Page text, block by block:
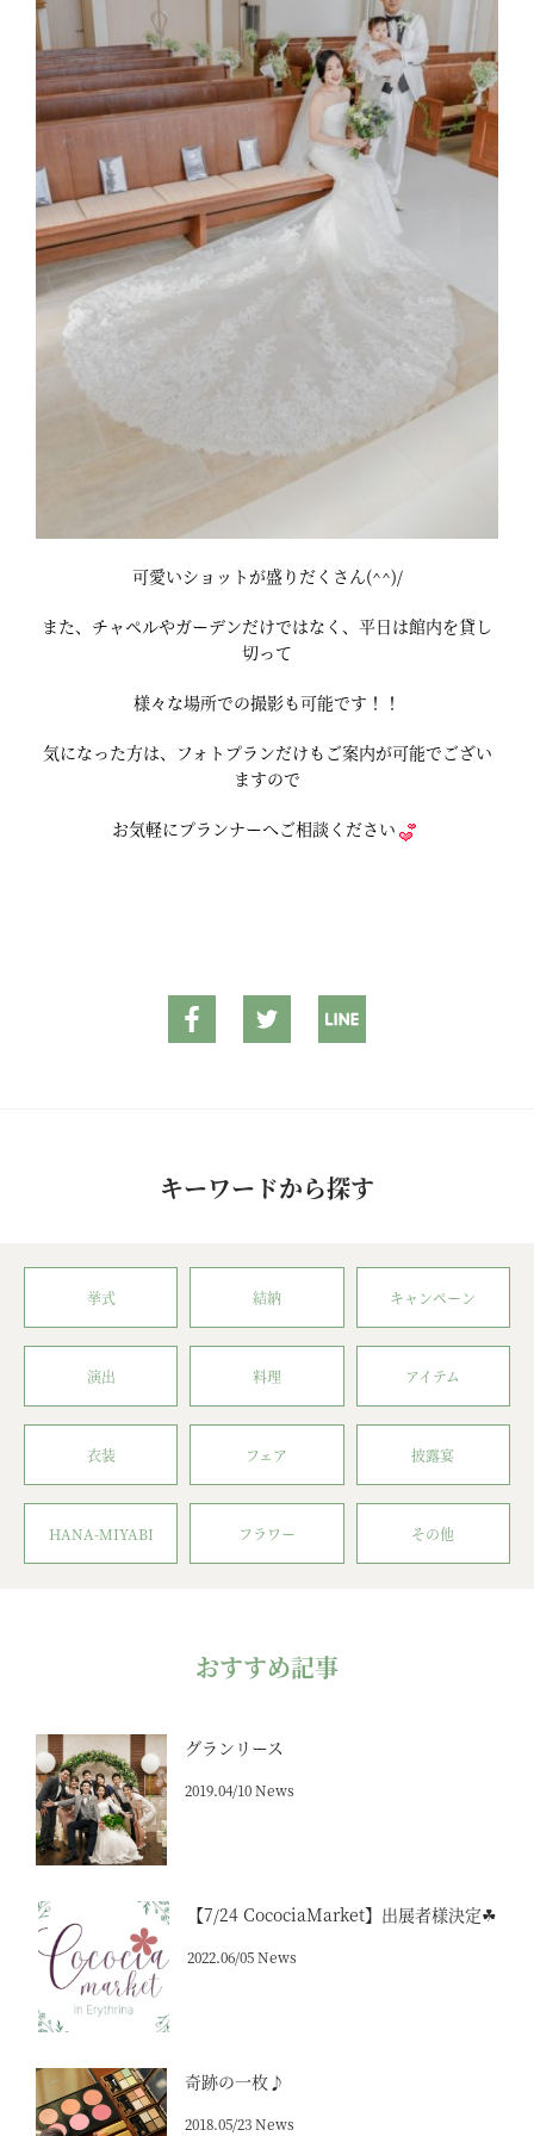
可愛いショットが盛りだくさん(^^)/
また、チャペルやガーデンだけではなく、平日は館内を貸し
切って
様々な場所での撮影も可能です！！
気になった方は、フォトプランだけもご案内が可能でござい
ますので
お気軽にプランナーへご相談ください
キーワードから探す
挙式 結納 キャンペーン
演出 料理 アイテム
衣装 フェア 披露宴
HANA-MIYABI フラワー その他
おすすめ記事
グランリース
2019.04/10 News
【7/24 CocociaMarket】出展者様決定☘
2022.06/05 News
奇跡の一枚♪
2018.05/23 News